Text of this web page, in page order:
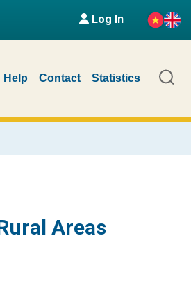
Log In
Help Contact Statistics
Areas